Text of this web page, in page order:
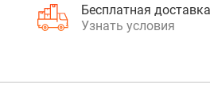
Бесплатная
Узнать условия